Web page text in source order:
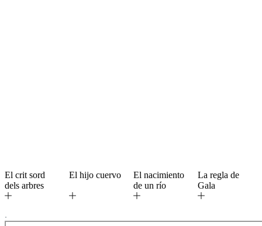
El crit sord
dels arbres
El hijo cuervo
El nacimiento
de un río
La regla de
Gala